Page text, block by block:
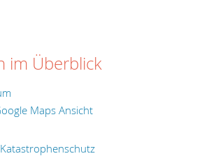
im Überblick
Maps Ansicht